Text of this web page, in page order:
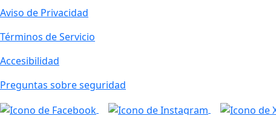
Aviso de Privacidad
Términos de Servicio
Accesibilidad
Preguntas sobre seguridad